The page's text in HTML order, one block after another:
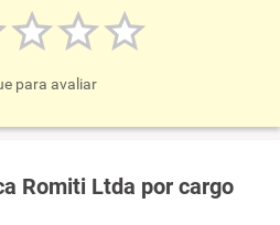
para avaliar
Romiti Ltda por cargo